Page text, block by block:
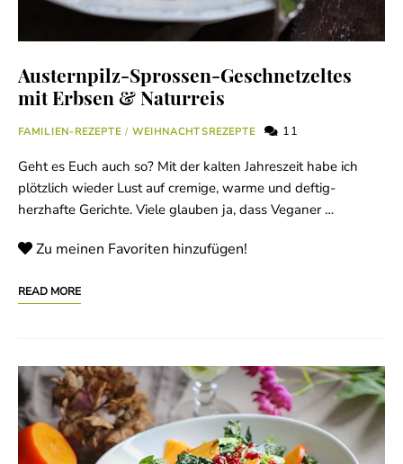
Austernpilz-Sprossen-Geschnetzeltes
mit Erbsen & Naturreis
FAMILIEN-REZEPTE / WEIHNACHTSREZEPTE 11
Geht es Euch auch so? Mit der kalten Jahreszeit habe ich
plötzlich wieder Lust auf cremige, warme und deftig-
herzhafte Gerichte. Viele glauben ja, dass Veganer …
Zu meinen Favoriten hinzufügen!
READ MORE